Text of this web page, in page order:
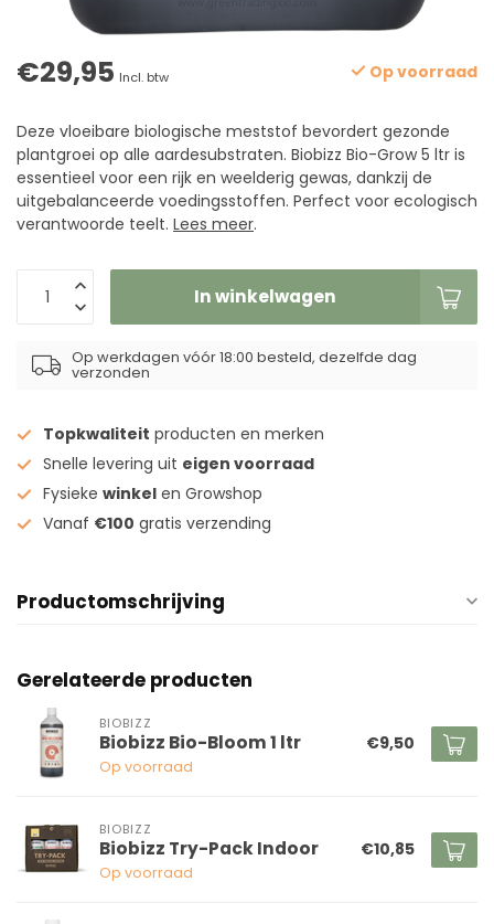
€29,95 Incl. btw Op voorraad
Deze vloeibare biologische meststof bevordert gezonde
plantgroei op alle aardesubstraten. Biobizz Bio-Grow 5 ltr is
essentieel voor een rijk en weelderig gewas, dankzij de
uitgebalanceerde voedingsstoffen. Perfect voor ecologisch
verantwoorde teelt. Lees meer.
In winkelwagen
Op werkdagen vóór 18:00 besteld, dezelfde dag
verzonden
Topkwaliteit producten en merken
Snelle levering uit eigen voorraad
Fysieke winkel en Growshop
Vanaf €100 gratis verzending
Productomschrijving
Gerelateerde producten
BIOBIZZ
Biobizz Bio-Bloom 1 ltr
Op voorraad
€9,50
BIOBIZZ
Biobizz Try-Pack Indoor
Op voorraad
€10,85